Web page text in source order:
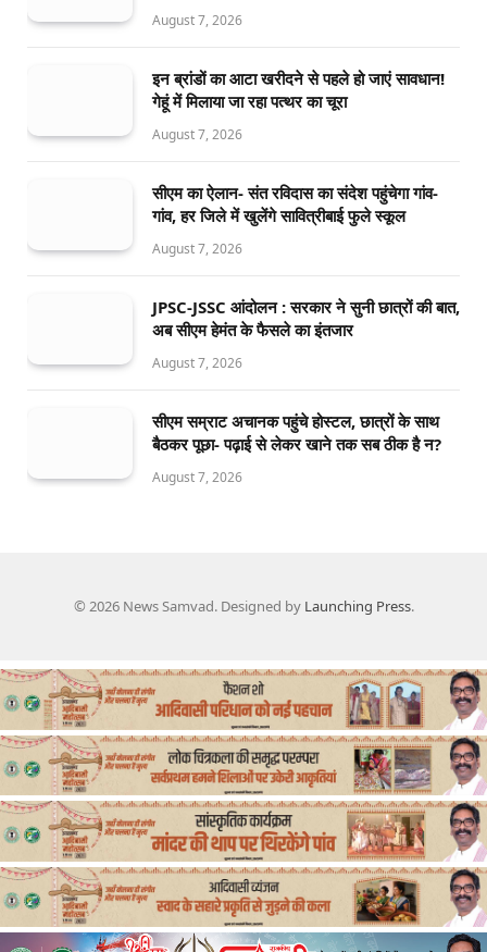
August 7, 2026
इन ब्रांडों का आटा खरीदने से पहले हो जाएं सावधान!
गेहूं में मिलाया जा रहा पत्थर का चूरा
August 7, 2026
सीएम का ऐलान- संत रविदास का संदेश पहुंचेगा गांव-
गांव, हर जिले में खुलेंगे सावित्रीबाई फुले स्कूल
August 7, 2026
JPSC-JSSC आंदोलन : सरकार ने सुनी छात्रों की बात,
अब सीएम हेमंत के फैसले का इंतजार
August 7, 2026
सीएम सम्राट अचानक पहुंचे होस्टल, छात्रों के साथ
बैठकर पूछा- पढ़ाई से लेकर खाने तक सब ठीक है न?
August 7, 2026
© 2026 News Samvad. Designed by Launching Press.